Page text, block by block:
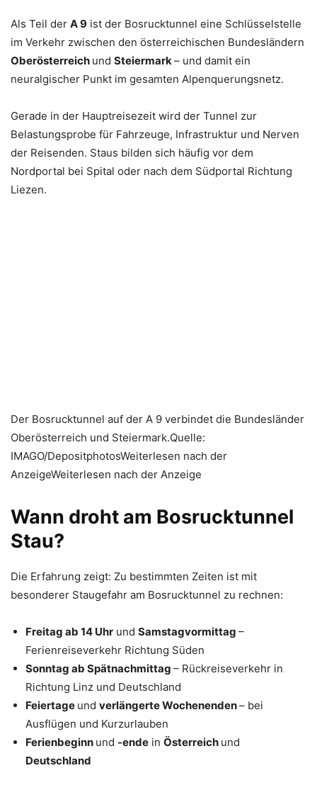
Als Teil der A 9 ist der Bosrucktunnel eine Schlüsselstelle
im Verkehr zwischen den österreichischen Bundesländern
Oberösterreich und Steiermark– und damit ein
neuralgischer Punkt im gesamten Alpenquerungsnetz.
Gerade in der Hauptreisezeit wird der Tunnel zur
Belastungsprobe für Fahrzeuge, Infrastruktur und Nerven
der Reisenden. Staus bilden sich häufig vor dem
Nordportal bei Spital oder nach dem Südportal Richtung
Liezen.
Der Bosrucktunnel auf der A 9 verbindet die Bundesländer
Oberösterreich und Steiermark.Quelle:
IMAGO/DepositphotosWeiterlesen nach der
AnzeigeWeiterlesen nach der Anzeige
Wann droht am Bosrucktunnel
Stau?
Die Erfahrung zeigt: Zu bestimmten Zeiten ist mit
besonderer Staugefahr am Bosrucktunnel zu rechnen:
Freitag ab 14 Uhr und Samstagvormittag –
Ferienreiseverkehr Richtung Süden
Sonntag ab Spätnachmittag – Rückreiseverkehr in
Richtung Linz und Deutschland
Feiertage und verlängerte Wochenenden– bei
Ausflügen und Kurzurlauben
Ferienbeginn und -ende in Österreich und
Deutschland